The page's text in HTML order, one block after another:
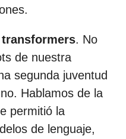
transformers. No
de nuestra
segunda juventud
Hablamos de la
permitió la
de lenguaje,